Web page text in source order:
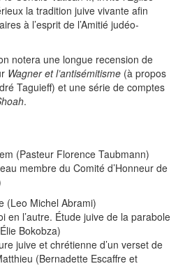
la tradition juive vivante afin
à l’esprit de l’Amitié judéo-
notera une longue recension de
Wagner et l’antisémitisme (à propos
Taguieff) et une série de comptes
.
(Pasteur Florence Taubmann)
membre du Comité d’Honneur de
(Leo Michel Abrami)
en l’autre. Étude juive de la parabole
Bokobza)
juive et chrétienne d’un verset de
(Bernadette Escaffre et